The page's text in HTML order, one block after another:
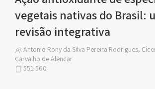
vegetais nativas do Brasil:
revisão integrativa
Antonio Rony da Silva Pereira Rodrigues,
Carvalho de Alencar
551-560